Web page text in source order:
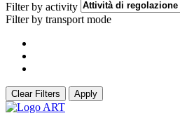
Filter by activity
Filter by transport mode
Clear Filters Apply